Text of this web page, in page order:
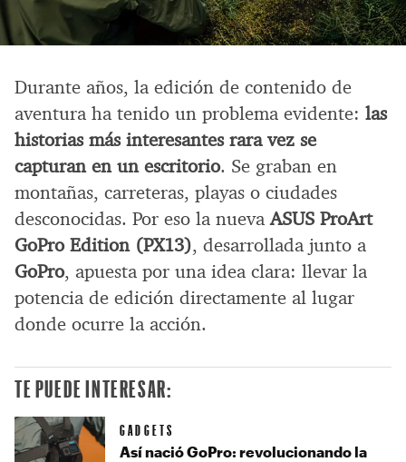
Durante años, la edición de contenido de
aventura ha tenido un problema evidente: las
historias más interesantes rara vez se
capturan en un escritorio. Se graban en
montañas, carreteras, playas o ciudades
desconocidas. Por eso la nuevaASUS ProArt
GoPro Edition (PX13), desarrollada junto a
GoPro, apuesta por una idea clara: llevar la
potencia de edición directamente al lugar
donde ocurre la acción.
TE PUEDE INTERESAR:
GADGETS
Así nació GoPro: revolucionando la